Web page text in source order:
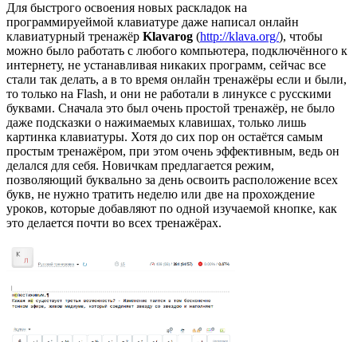
Для быстрого освоения новых раскладок на
программируеймой клавиатуре даже написал онлайн
клавиатурный тренажёр Klavarog (http://klava.org/), чтобы
можно было работать с любого компьютера, подключённого к
интернету, не устанавливая никаких программ, сейчас все
стали так делать, а в то время онлайн тренажёры если и были,
то только на Flash, и они не работали в линуксе с русскими
буквами. Сначала это был очень простой тренажёр, не было
даже подсказки о нажимаемых клавишах, только лишь
картинка клавиатуры. Хотя до сих пор он остаётся самым
простым тренажёром, при этом очень эффективным, ведь он
делался для себя. Новичкам предлагается режим,
позволяющий буквально за день освоить расположение всех
букв, не нужно тратить неделю или две на прохождение
уроков, которые добавляют по одной изучаемой кнопке, как
это делается почти во всех тренажёрах.